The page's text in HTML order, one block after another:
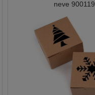
neve 900119